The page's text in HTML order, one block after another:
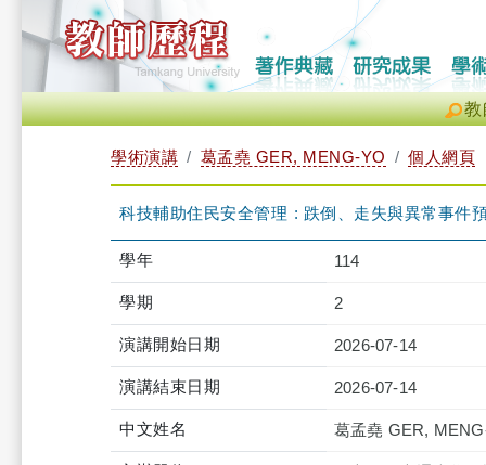
教
學術演講 葛孟堯 GER, MENG-YO 個人網頁
科技輔助住民安全管理 : 跌倒、走失與異常事件
學年 114
學期 2
演講開始日期 2026-07-14
演講結束日期 2026-07-14
中文姓名 葛孟堯 GER,